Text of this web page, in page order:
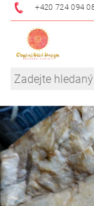
+420 724 094